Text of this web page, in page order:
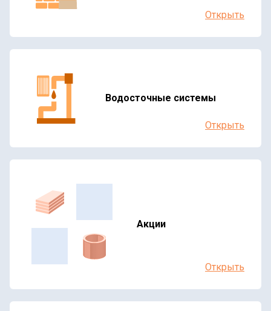
Открыть
Водосточные системы
Открыть
Акции
Открыть